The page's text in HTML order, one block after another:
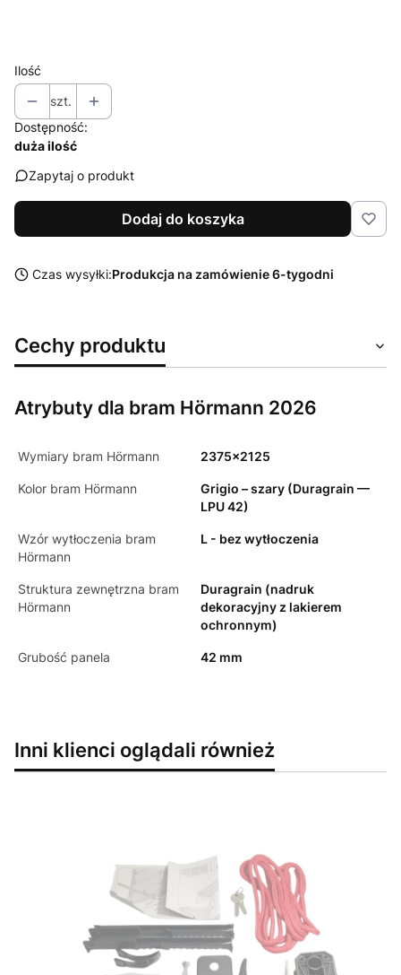
Ilość
szt.
Dostępność:
duża ilość
Zapytaj o produkt
Dodaj do koszyka
Czas wysyłki:Produkcja na zamówienie 6-tygodni
Cechy produktu
Atrybuty dla bram Hörmann 2026
Wymiary bram Hörmann 2375x2125
Kolor bram Hörmann
Grigio – szary (Duragrain —
LPU 42)
Wzór wytłoczenia bram
Hörmann
L - bez wytłoczenia
Struktura zewnętrzna bram
Hörmann
Duragrain (nadruk
dekoracyjny z lakierem
ochronnym)
Grubość panela 42 mm
Inni klienci oglądali również